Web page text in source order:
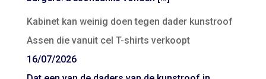
Kabinet kan weinig doen tegen dader kunstroof
Assen die vanuit cel T-shirts verkoopt
16/07/2026